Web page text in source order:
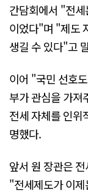
간담회에서 "전
이었다"며 "제도
생길 수 있다"고
이어 "국민 선호
부가 관심을 가져
전세 자체를 인위
명했다.
앞서 원 장관은
"전세제도가 이